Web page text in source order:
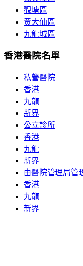
觀塘區
黃大仙區
九龍城區
香港醫院名單
私營醫院
香港
九龍
新界
公立診所
香港
九龍
新界
由醫院管理局管
香港
九龍
新界